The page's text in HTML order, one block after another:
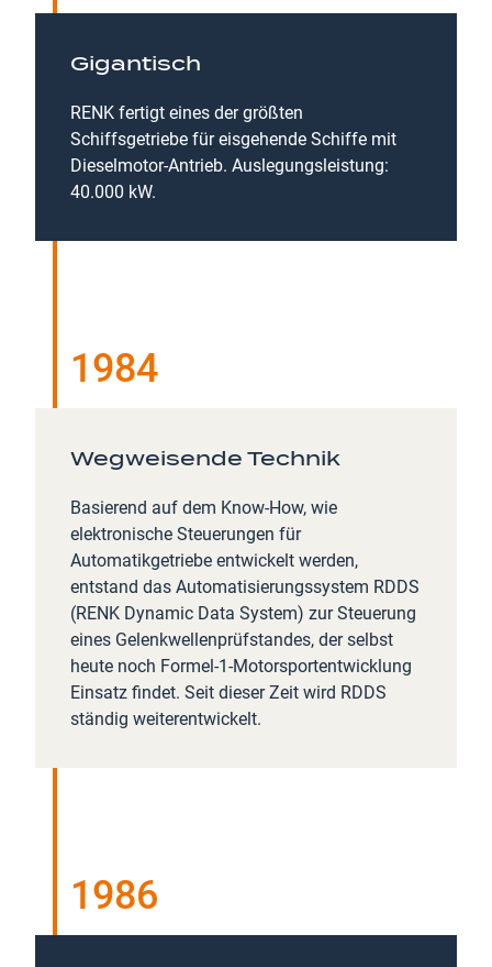
Gigantisch
RENK fertigt eines der größten
Schiffsgetriebe für eisgehende Schiffe mit
Dieselmotor-Antrieb. Auslegungsleistung:
40.000 kW.
1984
Wegweisende Technik
Basierend auf dem Know-How, wie
elektronische Steuerungen für
Automatikgetriebe entwickelt werden,
entstand das Automatisierungssystem RDDS
(RENK Dynamic Data System) zur Steuerung
eines Gelenkwellenprüfstandes, der selbst
heute noch Formel-1-Motorsportentwicklung
Einsatz findet. Seit dieser Zeit wird RDDS
ständig weiterentwickelt.
1986